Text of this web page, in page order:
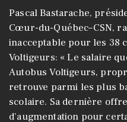
Pascal Bastarache,
Cœur-du-Québec–CSN,
inacceptable pour les 38
Voltigeurs: « Le salaire
Autobus Voltigeurs,
retrouve parmi les plus
scolaire. Sa dernière
d’augmentation pour